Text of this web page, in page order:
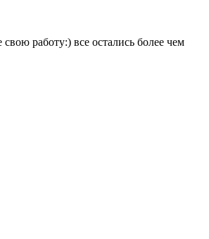
работу:) все остались более чем